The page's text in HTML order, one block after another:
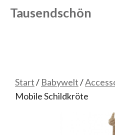
Zum
Inhalt
Tausendschön
Start/ Babywelt/
Mobile Schildkröte